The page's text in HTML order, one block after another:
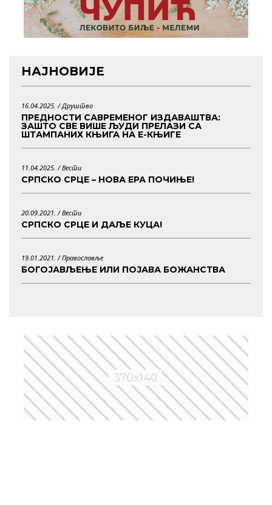
НАЈНОВИЈЕ
16.04.2025. /Друштво
ПРЕДНОСТИ САВРЕМЕНОГ ИЗДАВАШТВА:
ЗАШТО СВЕ ВИШЕ ЉУДИ ПРЕЛАЗИ СА
ШТАМПАНИХ КЊИГА НА Е-КЊИГЕ
11.04.2025. /Вести
СРПСКО СРЦЕ – НОВА ЕРА ПОЧИЊЕ!
20.09.2021. /Вести
СРПСКО СРЦЕ И ДАЉЕ КУЦА!
19.01.2021. /Православље
БОГОЈАВЉЕЊЕ ИЛИ ПОЈАВА БОЖАНСТВА